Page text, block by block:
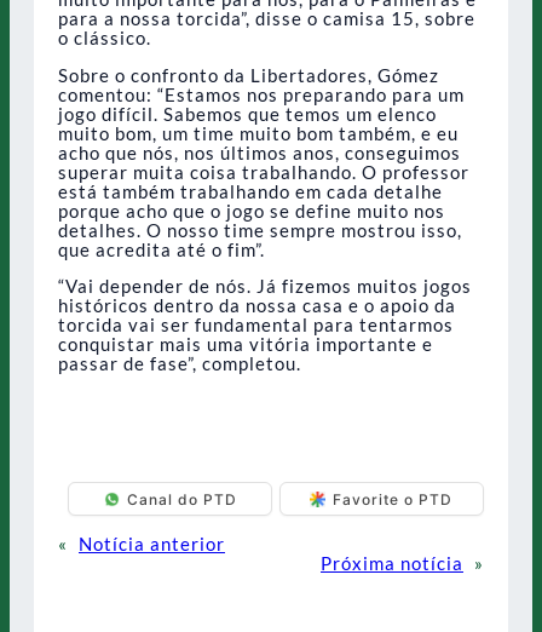
para a nossa torcida”, disse o camisa 15, sobre
o clássico.
Sobre o confronto da Libertadores, Gómez
comentou: “Estamos nos preparando para um
jogo difícil. Sabemos que temos um elenco
muito bom, um time muito bom também, e eu
acho que nós, nos últimos anos, conseguimos
superar muita coisa trabalhando. O professor
está também trabalhando em cada detalhe
porque acho que o jogo se define muito nos
detalhes. O nosso time sempre mostrou isso,
que acredita até o fim”.
“Vai depender de nós. Já fizemos muitos jogos
históricos dentro da nossa casa e o apoio da
torcida vai ser fundamental para tentarmos
conquistar mais uma vitória importante e
passar de fase”, completou.
Canal do PTD Favorite o PTD
«
Notícia anterior
Próxima notícia
»